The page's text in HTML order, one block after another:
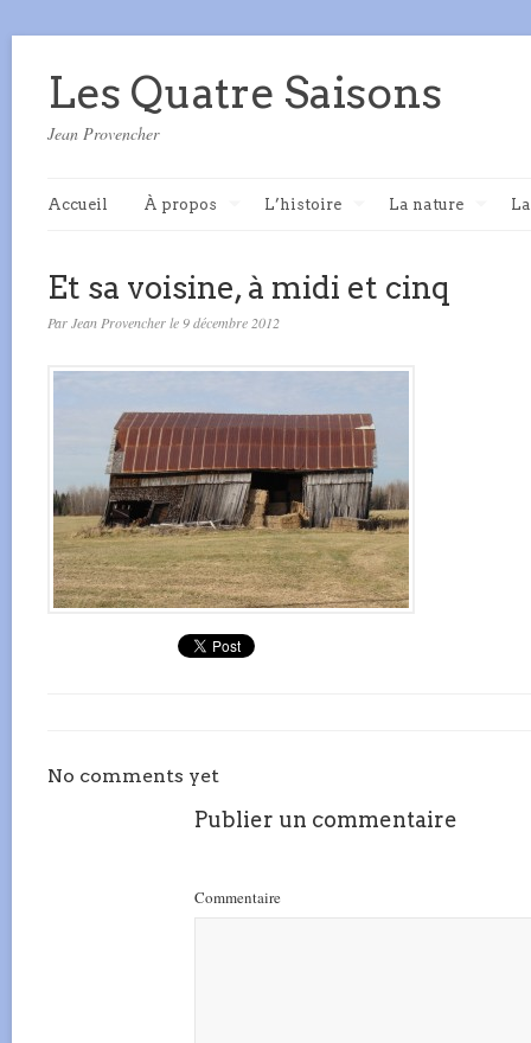
Les Quatre Saisons
Jean Provencher
Accueil À propos L’histoire La nature
Et sa voisine, à midi et cinq
Par Jean Provencher le 9 décembre 2012
No comments yet
Publier un commentaire
Commentaire